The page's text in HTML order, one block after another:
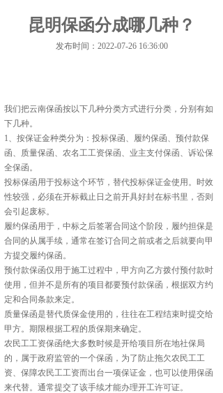
昆明保函分成哪几种？
发布时间：2022-07-26 16:36:00
我们把云南保函按以下几种分类方式进行分类，分别有如
下几种。
1、按保证金种类分为：投标保函、履约保函、预付款保
函、质量保函、农名工工资保函、业主支付保函、诉讼保
全保函。
投标保函用于投标这个环节，替代投标保证金使用。时效
性较强，必须在开标截止日之前开具好封在标书里，否则
会引起废标。
履约保函用于，中标之后签署合同这个阶段，履约担保是
合同的从属手续，通常在签订合同之前或者之后就要向甲
方提交履约保函。
预付款保函仅用于施工过程中，甲方向乙方拨付预付款时
使用，但并不是所有的项目都要预付款保函，根据双方约
定和合同条款来定。
质量保函是替代质保金使用的，往往在工程结束时提交给
甲方。期限根据工程的质保期来确定。
农民工工资保函绝大多数时候是开给项目所在地社保局
的，属于政府监管的一个保函，为了防止拖欠农民工工
资、保障农民工工资而出台一项保证金，也可以使用保函
来代替。通常提交了该手续才能办理开工许可证。